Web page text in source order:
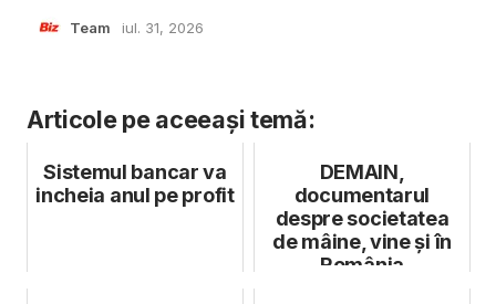
Team iul. 31, 2026
Articole pe aceeași temă:
Sistemul bancar va
incheia anul pe profit
DEMAIN,
documentarul
despre societatea
de mâine, vine şi în
România